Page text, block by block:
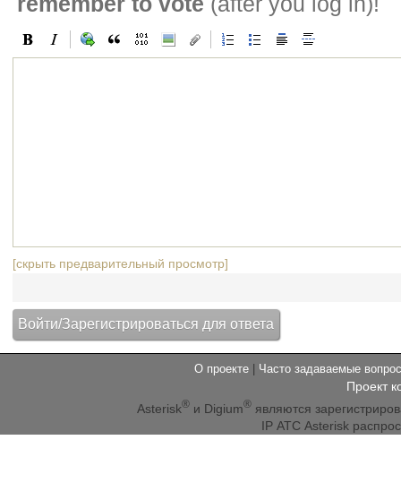
[скрыть предварительный просмотр]
О проекте Часто задаваемые
Проект
Asterisk® и Digium® являются
IP АТС Asterisk